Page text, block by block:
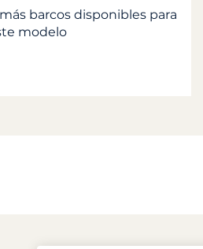
barcos disponibles para
modelo